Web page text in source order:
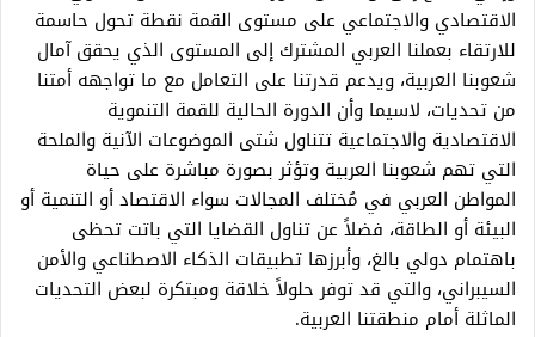
الاقتصادي والاجتماعي على مستوى القمة نقطة تحول حاسمة
للارتقاء بعملنا العربي المشترك إلى المستوى الذي يحقق آمال
شعوبنا العربية، ويدعم قدرتنا على التعامل مع ما تواجهه أمتنا
من تحديات، لاسيما وأن الدورة الحالية للقمة التنموية
الاقتصادية والاجتماعية تتناول شتى الموضوعات الآنية والملحة
التي تهم شعوبنا العربية وتؤثر بصورة مباشرة على حياة
المواطن العربي في مُختلف المجالات سواء الاقتصاد أو التنمية أو
البيئة أو الطاقة، فضلاً عن تناول القضايا التي باتت تحظى
باهتمام دولي بالغ، وأبرزها تطبيقات الذكاء الاصطناعي والأمن
السيبراني، والتي قد توفر حلولاً خلاقة ومبتكرة لبعض التحديات
الماثلة أمام منطقتنا العربية.